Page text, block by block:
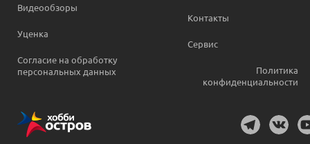
Видеообзоры
Уценка
Согласие на обработку
персональных данных
Контакты
Сервис
Политика
конфиденциальности